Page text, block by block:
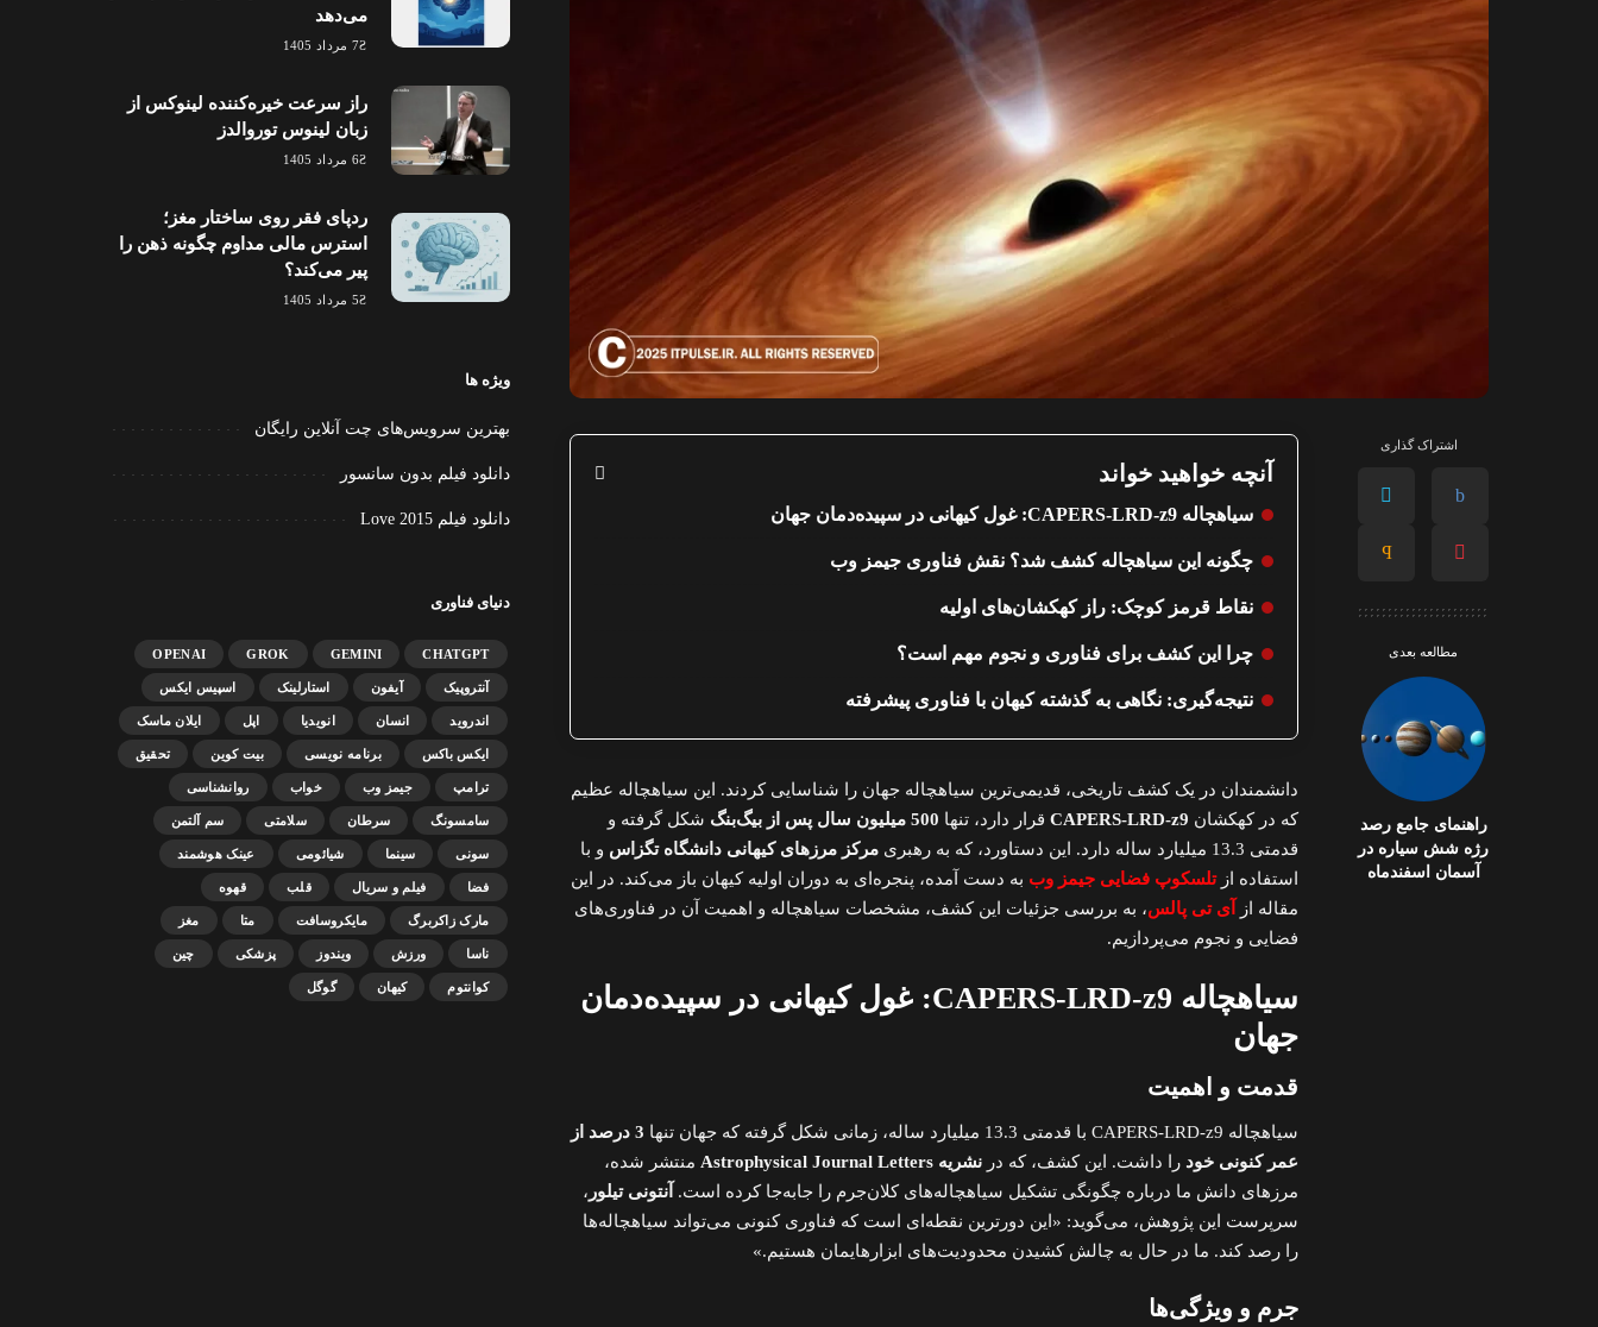
اشتراک گذاری
مطالعه بعدی
راهنمای جامع رصد
رژه شش سیاره در
آسمان اسفندماه
آنچه خواهید خواند
سیاهچاله CAPERS-LRD-z9: غول کیهانی در سپیده‌دمان جهان
چگونه این سیاهچاله کشف شد؟ نقش فناوری جیمز وب
نقاط قرمز کوچک: راز کهکشان‌های اولیه
چرا این کشف برای فناوری و نجوم مهم است؟
نتیجه‌گیری: نگاهی به گذشته کیهان با فناوری پیشرفته
دانشمندان در یک کشف تاریخی، قدیمی‌ترین سیاهچاله جهان را شناسایی کردند. این سیاهچاله عظیم
که در کهکشان CAPERS-LRD-z9 قرار دارد، تنها 500 میلیون سال پس از بیگ‌بنگ
شکل گرفته و
قدمتی 13.3 میلیارد ساله دارد. این دستاورد، که به رهبری
مرکز مرزهای کیهانی دانشگاه تگزاس و با
استفاده ازتلسکوپ فضایی جیمز وب به دست آمده، پنجره‌ای به دوران اولیه کیهان باز می‌کند. در این
مقاله از
آی تی پالس، به بررسی جزئیات این کشف، مشخصات سیاهچاله و اهمیت آن در فناوری‌های
فضایی و نجوم می‌پردازیم.
سیاهچاله CAPERS-LRD-z9: غول کیهانی در سپیده‌دمان
جهان
قدمت و اهمیت
سیاهچاله CAPERS-LRD-z9 با قدمتی 13.3 میلیارد ساله، زمانی شکل گرفته که جهان تنها
3 درصد از
عمر کنونی خود را داشت. این کشف، که در نشریه Astrophysical Journal Letters
منتشر شده،
مرزهای دانش ما درباره چگونگی تشکیل سیاهچاله‌های کلان‌جرم را جابه‌جا کرده است. آنتونی تیلور ،
سرپرست این پژوهش، می‌گوید: «این دورترین نقطه‌ای است که فناوری کنونی می‌تواند سیاهچاله‌ها
را رصد کند. ما در حال به چالش کشیدن محدودیت‌های ابزارهایمان هستیم.»
جرم و ویژگی‌ها
می‌دهد
7 مرداد 1405
راز سرعت خیره‌کننده لینوکس از
زبان لینوس توروالدز
6 مرداد 1405
ردپای فقر روی ساختار مغز؛
استرس مالی مداوم چگونه ذهن را
پیر می‌کند؟
5 مرداد 1405
ویژه ها
بهترین سرویس‌های چت آنلاین رایگان
دانلود فیلم بدون سانسور
دانلود فیلم Love 2015
دنیای فناوری
CHATGPT
GEMINI
GROK
OPENAI
آنتروپیک آیفون استارلینک اسپیس ایکس
اندروید انسان انویدیا اپل ایلان ماسک
ایکس باکس برنامه نویسی بیت کوین تحقیق
ترامپ جیمز وب خواب روانشناسی
سامسونگ سرطان سلامتی سم آلتمن
سونی سینما شیائومی عینک هوشمند
فضا فیلم و سریال قلب قهوه
مارک زاکربرگ مایکروسافت متا مغز
ناسا ورزش ویندوز پزشکی چین
کوانتوم کیهان گوگل